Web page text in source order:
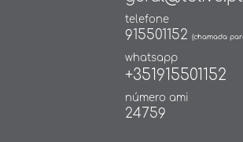
telefone
915501152 (chamada
whatsapp
+351915501152
número ami
24759